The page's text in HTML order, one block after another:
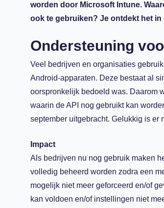
worden door Microsoft Intune.
ook te gebruiken? Je ontdekt het in
Ondersteuning
Veel bedrijven en organisaties
Android-apparaten. Deze bestaat al
oorspronkelijk bedoeld was. Daarom
waarin de API nog gebruikt kan
september uitgebracht. Gelukkig is er
Impact
Als bedrijven nu nog gebruik maken
volledig beheerd worden zodra een
mogelijk niet meer geforceerd en/of
kan voldoen en/of instellingen niet